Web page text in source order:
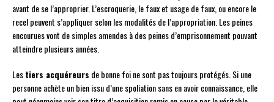
avant de se l’approprier. L’escroquerie, le faux et usage de faux, ou encore le
recel peuvent s’appliquer selon les modalités de l’appropriation. Les peines
encourues vont de simples amendes à des peines d’emprisonnement pouvant
atteindre plusieurs années.
Lestiers acquéreurs de bonne foi ne sont pas toujours protégés. Si une
personne achète un bien issu d’une spoliation sans en avoir connaissance, elle